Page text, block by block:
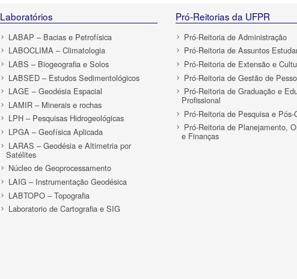
Laboratórios
LABAP – Bacias e Petrofísica
LABOCLIMA – Climatologia
LABS – Biogeografia e Solos
LABSED – Estudos Sedimentológicos
LAGE – Geodésia Espacial
LAMIR – Minerais e rochas
LPH – Pesquisas Hidrogeológicas
LPGA – Geofísica Aplicada
LARAS – Geodésia e Altimetria por
Satélites
Núcleo de Geoprocessamento
LAIG – Instrumentação Geodésica
LABTOPO – Topografia
Laboratorio de Cartografia e SIG
Pró-Reitorias da UFPR
Pró-Reitoria de Administração
Pró-Reitoria de Assuntos
Pró-Reitoria de Extensão e
Pró-Reitoria de Gestão de
Pró-Reitoria de Graduação e
Profissional
Pró-Reitoria de Pesquisa e Pós-
Pró-Reitoria de Planejamento,
e Finanças